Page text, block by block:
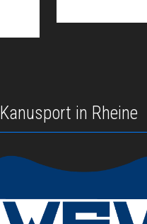
Kanusport in Rheine